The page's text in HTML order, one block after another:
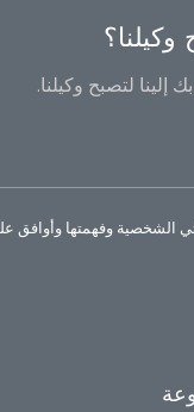
لتصبح وكيلنا.
الشخصية وفهمتها وأوافق